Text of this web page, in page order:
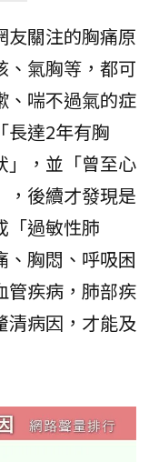
友關注的胸痛原
、氣胸等，都可
、喘不過氣的症
長達2年有胸
」，並「曾至心
，後續才發現是
「過敏性肺
、胸悶、呼吸困
管疾病，肺部疾
清病因，才能及